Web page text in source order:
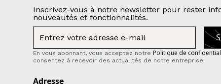
Inscrivez-vous à notre newsletter pour rester
nouveautés et fonctionnalités.
En vous abonnant, vous acceptez notre Politique de
consentez à recevoir des actualités de notre entreprise.
Adresse